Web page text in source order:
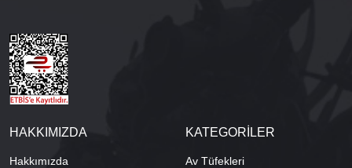
HAKKIMIZDA
Hakkımızda
KATEGORİLER
Av Tüfekleri